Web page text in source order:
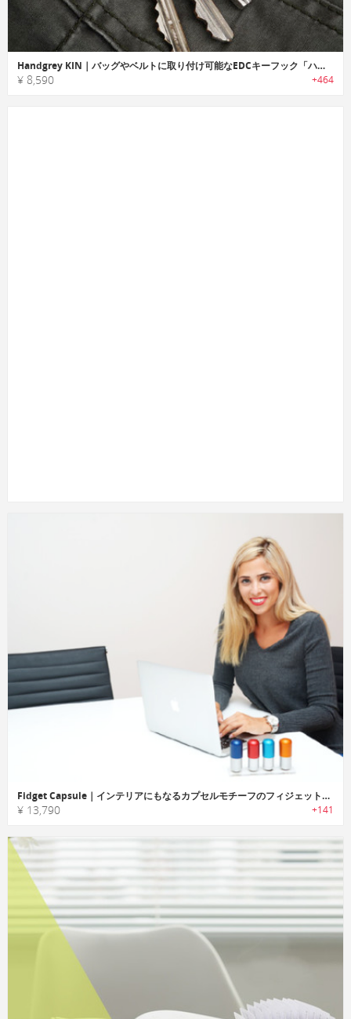
Handgrey KIN｜バッグやベルトに取り付け可能なEDCキーフック「ハンドグレイキン」
¥ 8,590 +464
Fidget Capsule｜インテリアにもなるカプセルモチーフのフィジェットトイ「フィジェットカプセル」
¥ 13,790 +141